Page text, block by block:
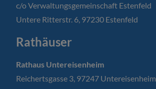
c/o Verwaltungsgemeinschaft Estenfeld
Untere Ritterstr. 6, 97230 Estenfeld
Rathäuser
Rathaus Untereisenheim
Reichertsgasse 3, 97247 Untereisenheim